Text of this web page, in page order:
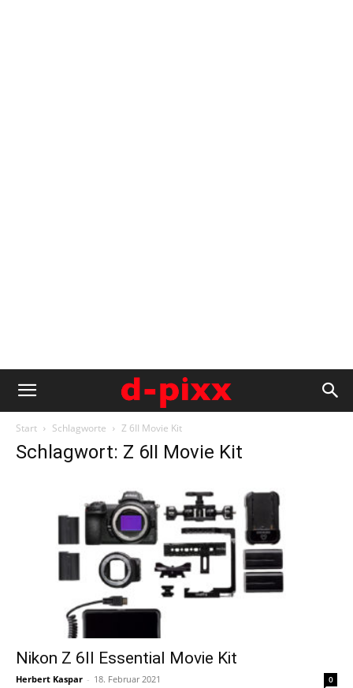
Start Schlagworte Z 6II Movie Kit
Schlagwort: Z 6II Movie Kit
Nikon Z 6II Essential Movie Kit
Herbert Kaspar - 18. Februar 2021 0